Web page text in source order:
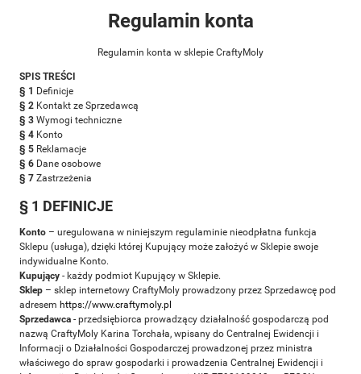
Regulamin konta
Regulamin konta w sklepie CraftyMoly
SPIS TREŚCI
§ 1 Definicje
§ 2 Kontakt ze Sprzedawcą
§ 3 Wymogi techniczne
§ 4 Konto
§ 5 Reklamacje
§ 6 Dane osobowe
§ 7 Zastrzeżenia
§ 1 DEFINICJE
Konto – uregulowana w niniejszym regulaminie nieodpłatna funkcja
Sklepu (usługa), dzięki której Kupujący może założyć w Sklepie swoje
indywidualne Konto.
Kupujący - każdy podmiot Kupujący w Sklepie.
Sklep – sklep internetowy CraftyMoly prowadzony przez Sprzedawcę pod
adresem https://www.craftymoly.pl
Sprzedawca - przedsiębiorca prowadzący działalność gospodarczą pod
nazwą CraftyMoly Karina Torchała, wpisany do Centralnej Ewidencji i
Informacji o Działalności Gospodarczej prowadzonej przez ministra
właściwego do spraw gospodarki i prowadzenia Centralnej Ewidencji i